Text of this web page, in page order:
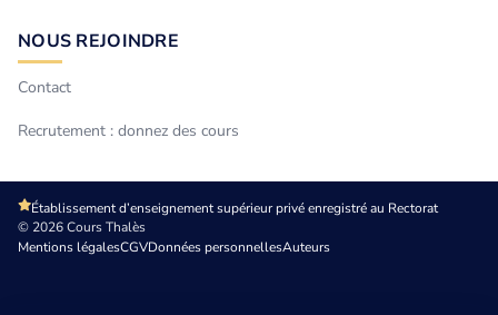
NOUS REJOINDRE
Contact
Recrutement : donnez des cours
Établissement d’enseignement supérieur privé enregistré au Rectorat
© 2026 Cours Thalès
Mentions légalesCGVDonnées personnellesAuteurs